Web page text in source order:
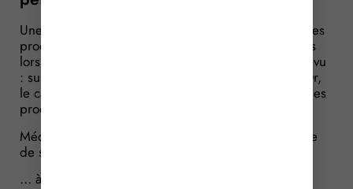
Une société a besoin de transporter une partie de ses
produits. Elle fait alors appel à un transporteur. Mais
lors du convoyage, tout ne se passe pas comme prévu
: sur le trajet, le camion doit passer sous un pont. Or,
le camion est trop grand pour le pont : une partie des
produits a donc été endommagée…
Mécontente, la société réclame l’indemnisation totale
de son préjudice…
… à tort, pour le transporteur, qui rappelle que le